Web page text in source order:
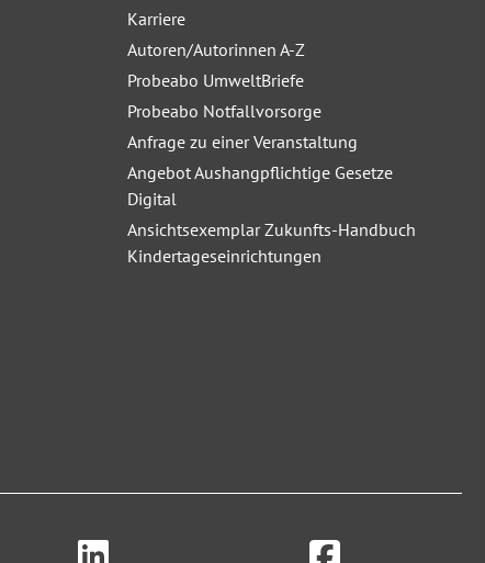
Karriere
Autoren/Autorinnen A-Z
Probeabo UmweltBriefe
Probeabo Notfallvorsorge
Anfrage zu einer Veranstaltung
Angebot Aushangpflichtige Gesetze
Digital
Ansichtsexemplar Zukunfts-Handbuch
Kindertageseinrichtungen